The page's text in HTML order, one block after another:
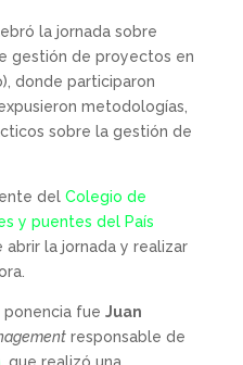
la jornada sobre
gestión de proyectos en
donde participaron
metodologías,
sobre la gestión de
del Colegio de
y puentes del País
la jornada y realizar
ponencia fue Juan
responsable de